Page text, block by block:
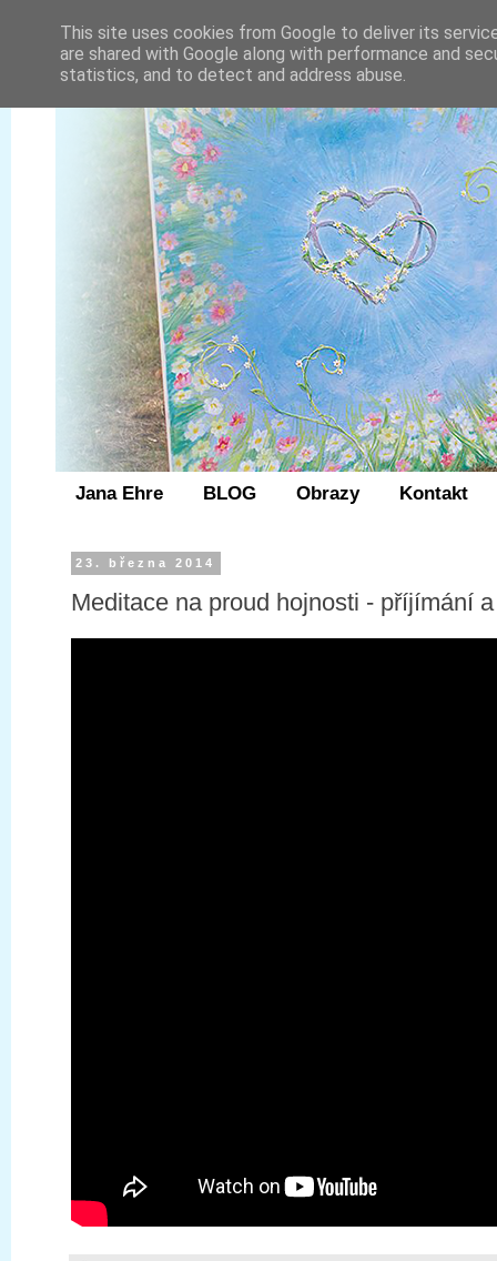
Jana Ehre BLOG Obrazy Kontakt
23. března 2014
Meditace na proud hojnosti - příjímání
This site uses cookies from Google to deliver its
are shared with Google along with performance and
statistics, and to detect and address abuse.